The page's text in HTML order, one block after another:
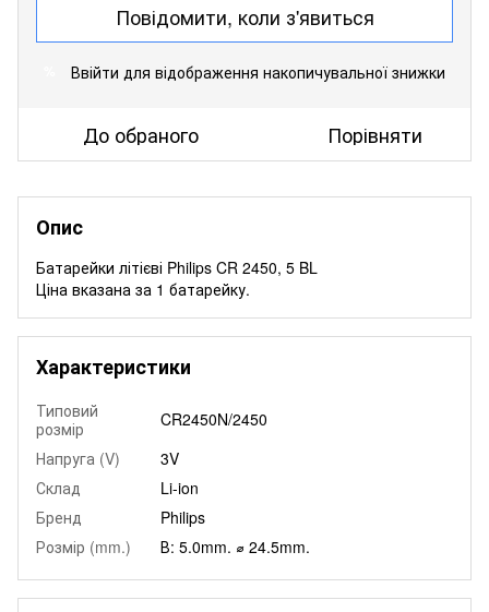
Повідомити, коли з'явиться
Ввійти для відображення накопичувальної знижки
До обраного Порівняти
Опис
Батарейки літієві Philips CR 2450, 5 BL
Ціна вказана за 1 батарейку.
Характеристики
Типовий
розмір
CR2450N/2450
Напруга (V)
3V
Склад
Li-ion
Бренд
Philips
Розмір (mm.)
В: 5.0mm. ⌀ 24.5mm.